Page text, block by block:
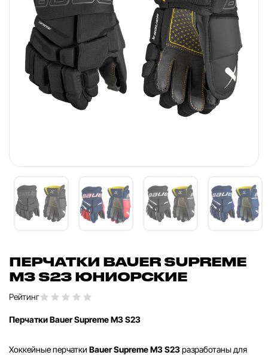
ПЕРЧАТКИ BAUER SUPREME
M3 S23 ЮНИОРСКИЕ
Рейтинг
Перчатки Bauer Supreme M3 S23
Хоккейные перчатки Bauer Supreme M3 S23разработаны для